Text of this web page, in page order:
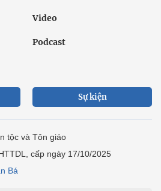
Video
Podcast
Sự kiện
tộc và Tôn giáo
cấp ngày 17/10/2025
Bá